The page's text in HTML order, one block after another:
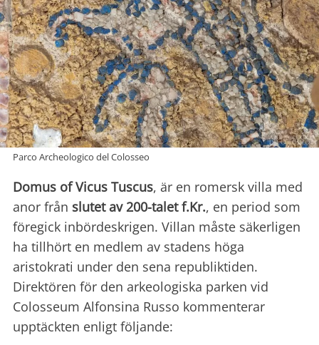
Parco Archeologico del Colosseo
Domus of Vicus Tuscus, är en romersk villa med
anor från slutet av 200-talet f.Kr., en period som
föregick inbördeskrigen. Villan måste säkerligen
ha tillhört en medlem av stadens höga
aristokrati under den sena republiktiden.
Direktören för den arkeologiska parken vid
Colosseum Alfonsina Russo kommenterar
upptäckten enligt följande: